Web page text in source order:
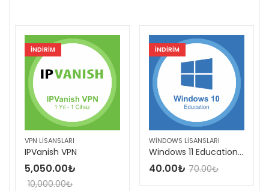
INDIRIM
VPN LISANSLARI
IPVanish VPN
5,050.00₺
10,000.00₺
INDIRIM
WINDOWS LISANSLARI
Windows 11 Education Lisans
40.00₺ 70.00₺